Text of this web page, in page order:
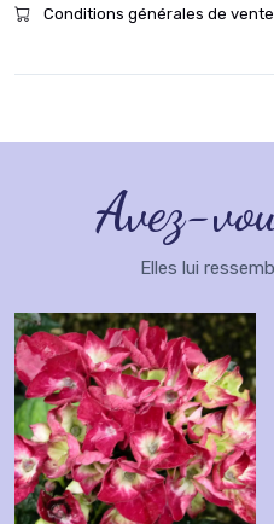
Conditions générales de vente
Avez-
Elles lui